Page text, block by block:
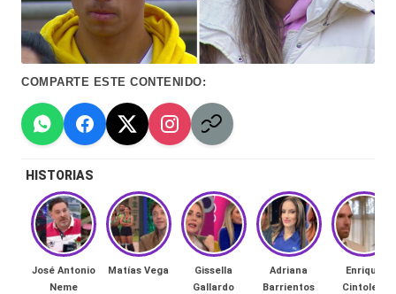
ul
a
C
hi
le
n
a
🔥
R
-
Exclusivas
-
Tv
y
redes
lacvc.com
COMPARTE ESTE CONTENIDO:
HISTORIAS
José Antonio
Neme
Matías Vega
Gissella
Gallardo
Adriana
Barrientos
Enrique
Cintolesi